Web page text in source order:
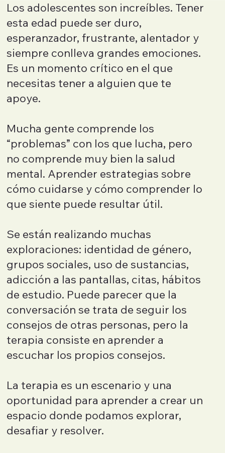
Los adolescentes son increíbles. Tener
esta edad puede ser duro,
esperanzador, frustrante, alentador y
siempre conlleva grandes emociones.
Es un momento crítico en el que
necesitas tener a alguien que te
apoye.
Mucha gente comprende los
“problemas” con los que lucha, pero
no comprende muy bien la salud
mental. Aprender estrategias sobre
cómo cuidarse y cómo comprender lo
que siente puede resultar útil.
Se están realizando muchas
exploraciones: identidad de género,
grupos sociales, uso de sustancias,
adicción a las pantallas, citas, hábitos
de estudio. Puede parecer que la
conversación se trata de seguir los
consejos de otras personas, pero la
terapia consiste en aprender a
escuchar los propios consejos.
La terapia es un escenario y una
oportunidad para aprender a crear un
espacio donde podamos explorar,
desafiar y resolver.